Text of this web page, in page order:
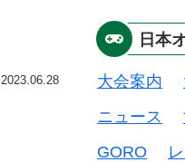
2023.06.28
日本
大会案内
ニュース
GORO